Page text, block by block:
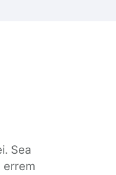
Sea
errem